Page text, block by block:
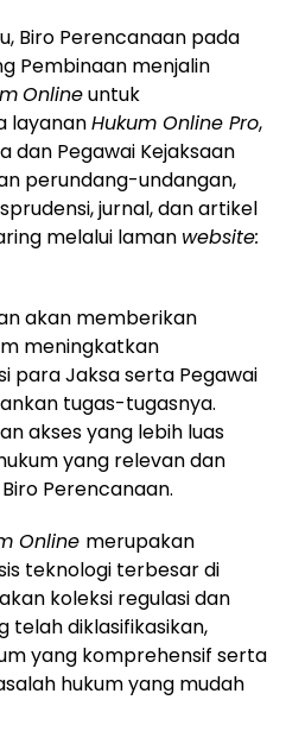
Biro Perencanaan pada
Pembinaan menjalin
Onlineuntuk
layananHukum Online Pro,
dan Pegawai Kejaksaan
perundang-undangan,
jurnal, dan artikel
melalui laman website:
akan memberikan
meningkatkan
para Jaksa serta Pegawai
tugas-tugasnya.
akses yang lebih luas
yang relevan dan
Perencanaan.
Online merupakan
teknologi terbesar di
koleksi regulasi dan
telah diklasifikasikan,
yang komprehensif serta
hukum yang mudah